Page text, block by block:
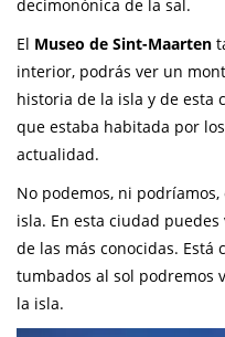
decimonónica de la sal.
El Museo de Sint-Maarten
interior, podrás ver un
historia de la isla y de esta
que estaba habitada por
actualidad.
No podemos, ni
isla. En esta ciudad
de las más conocidas.
tumbados al sol podremos
la isla.